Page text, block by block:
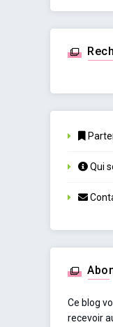
Qui
Ce blog
recevoir